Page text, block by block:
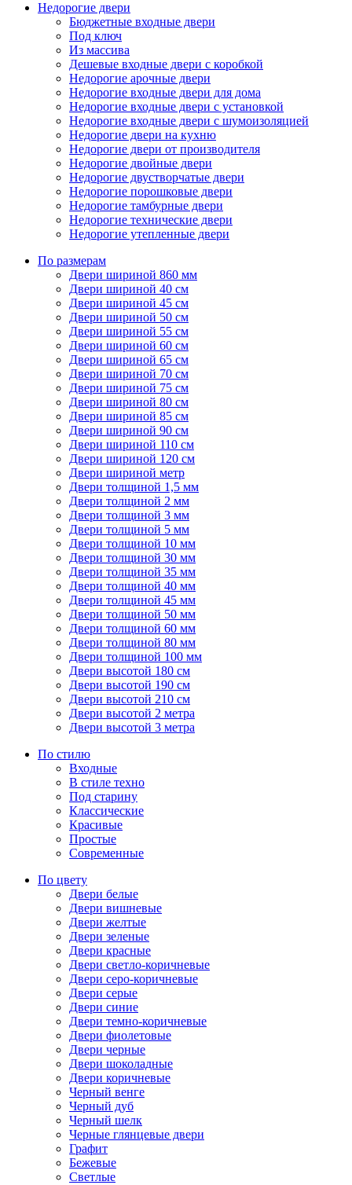
Недорогие двери
Бюджетные входные двери
Под ключ
Из массива
Дешевые входные двери с коробкой
Недорогие арочные двери
Недорогие входные двери для дома
Недорогие входные двери с установкой
Недорогие входные двери с шумоизоляцией
Недорогие двери на кухню
Недорогие двери от производителя
Недорогие двойные двери
Недорогие двустворчатые двери
Недорогие порошковые двери
Недорогие тамбурные двери
Недорогие технические двери
Недорогие утепленные двери
По размерам
Двери шириной 860 мм
Двери шириной 40 см
Двери шириной 45 см
Двери шириной 50 см
Двери шириной 55 см
Двери шириной 60 см
Двери шириной 65 см
Двери шириной 70 см
Двери шириной 75 см
Двери шириной 80 см
Двери шириной 85 см
Двери шириной 90 см
Двери шириной 110 см
Двери шириной 120 см
Двери шириной метр
Двери толщиной 1,5 мм
Двери толщиной 2 мм
Двери толщиной 3 мм
Двери толщиной 5 мм
Двери толщиной 10 мм
Двери толщиной 30 мм
Двери толщиной 35 мм
Двери толщиной 40 мм
Двери толщиной 45 мм
Двери толщиной 50 мм
Двери толщиной 60 мм
Двери толщиной 80 мм
Двери толщиной 100 мм
Двери высотой 180 см
Двери высотой 190 см
Двери высотой 210 см
Двери высотой 2 метра
Двери высотой 3 метра
По стилю
Входные
В стиле техно
Под старину
Классические
Красивые
Простые
Современные
По цвету
Двери белые
Двери вишневые
Двери желтые
Двери зеленые
Двери красные
Двери светло-коричневые
Двери серо-коричневые
Двери серые
Двери синие
Двери темно-коричневые
Двери фиолетовые
Двери черные
Двери шоколадные
Двери коричневые
Черный венге
Черный дуб
Черный шелк
Черные глянцевые двери
Графит
Бежевые
Светлые